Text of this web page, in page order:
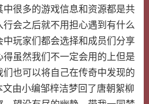
中很多的游戏信息和资源都是共
会之后就不用担心遇到有什么
玩家们都会选择和成员们分享
虽然我们不一定会用的上但是
也可以将自己在传奇中发现的
由小编邹梓洁梦回了唐朝絮柳